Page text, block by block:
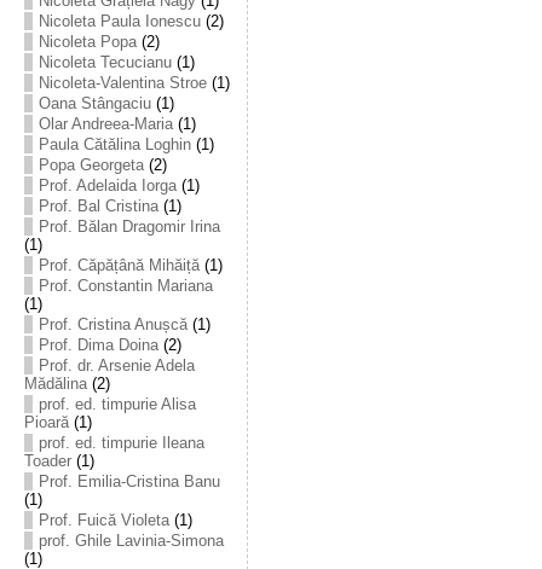
Nicoleta Paula Ionescu(2)
Nicoleta Popa(2)
Nicoleta Tecucianu(1)
Nicoleta-Valentina Stroe(1)
Oana Stângaciu(1)
Olar Andreea-Maria(1)
Paula Cătălina Loghin(1)
Popa Georgeta(2)
Prof. Adelaida Iorga(1)
Prof. Bal Cristina(1)
Prof. Bălan Dragomir Irina
(1)
Prof. Căpățână Mihăiță(1)
Prof. Constantin Mariana
(1)
Prof. Cristina Anușcă(1)
Prof. Dima Doina(2)
Prof. dr. Arsenie Adela
Mădălina(2)
prof. ed. timpurie Alisa
Pioară(1)
prof. ed. timpurie Ileana
Toader(1)
Prof. Emilia-Cristina Banu
(1)
Prof. Fuică Violeta(1)
prof. Ghile Lavinia-Simona
(1)